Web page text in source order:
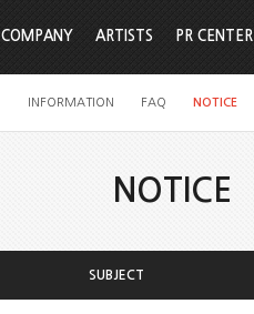
COMPANY ARTISTS PR CENTER
INFORMATION FAQ NOTICE
NOTICE
SUBJECT